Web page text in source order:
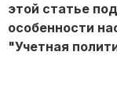
этой статье
особенности
"Учетная